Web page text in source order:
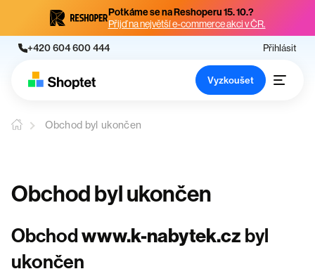
Potkáme se na Reshoperu 15. 10.?
Přijď na největší e-commerce akci v ČR.
+420 604 600 444 Přihlásit
Vyzkoušet
Obchod byl ukončen
Obchod byl ukončen
Obchodwww.k-nabytek.cz byl
ukončen